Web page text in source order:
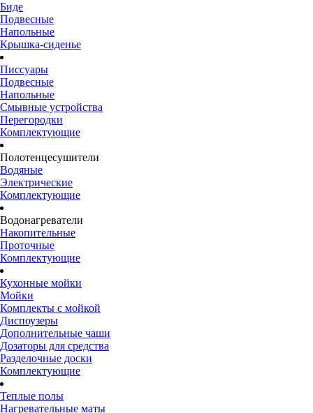
Биде
Подвесные
Напольные
Крышка-сиденье
Писсуары
Подвесные
Напольные
Смывные устройства
Перегородки
Комплектующие
Полотенцесушители
Водяные
Электрические
Комплектующие
Водонагреватели
Накопительные
Проточные
Комплектующие
Кухонные мойки
Мойки
Комплекты с мойкой
Диспоузеры
Дополнительные чаши
Дозаторы для средства
Разделочные доски
Комплектующие
Теплые полы
Нагревательные маты